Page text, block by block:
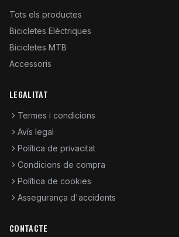
Tots els productes
Bicicletes Elèctriques
Bicicletes MTB
Accessoris
LEGALITAT
Termes i condicions
Avís legal
Política de privacitat
Condicions de compra
Política de cookies
Assegurança d'accidents
CONTACTE